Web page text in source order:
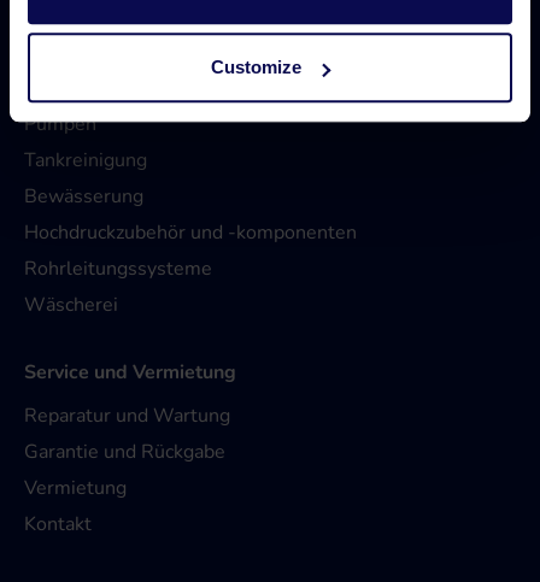
Customize
Produktpalette
Pumpen
Tankreinigung
Bewässerung
Hochdruckzubehör und -komponenten
Rohrleitungssysteme
Wäscherei
Service und Vermietung
Reparatur und Wartung
Garantie und Rückgabe
Vermietung
Kontakt